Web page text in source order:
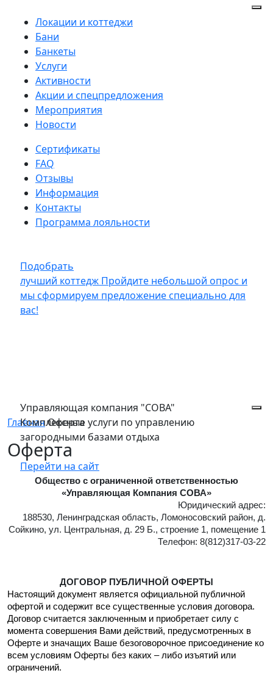
Локации и коттеджи
Бани
Банкеты
Услуги
Активности
Акции и спецпредложения
Мероприятия
Новости
Сертификаты
FAQ
Отзывы
Информация
Контакты
Программа лояльности
Подобрать
лучший коттедж Пройдите небольшой опрос и
мы сформируем предложение специально для
вас!
Управляющая компания "СОВА"
Комплексные услуги по управлению
загородными базами отдыха
Перейти на сайт
ГлавнаяОферта
Оферта
Общество с ограниченной ответственностью
«Управляющая Компания СОВА»
Юридический адрес:
188530, Ленинградская область, Ломоносовский район, д.
Сойкино, ул. Центральная, д. 29 Б., строение 1, помещение 1
Телефон: 8(812)317-03-22
ДОГОВОР ПУБЛИЧНОЙ ОФЕРТЫ
Настоящий документ является официальной публичной
офертой и содержит все существенные условия договора.
Договор считается заключенным и приобретает силу с
момента совершения Вами действий, предусмотренных в
Оферте и значащих Ваше безоговорочное присоединение ко
всем условиям Оферты без каких – либо изъятий или
ограничений.